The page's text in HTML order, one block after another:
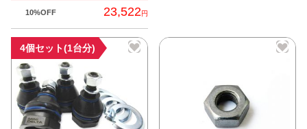
お得なセット商品
チームマルヤマ
デルタ秘蔵のレーシングコレクション
パーツ種別から選ぶ
10%OFF 23,522円
4個セット(1台分)